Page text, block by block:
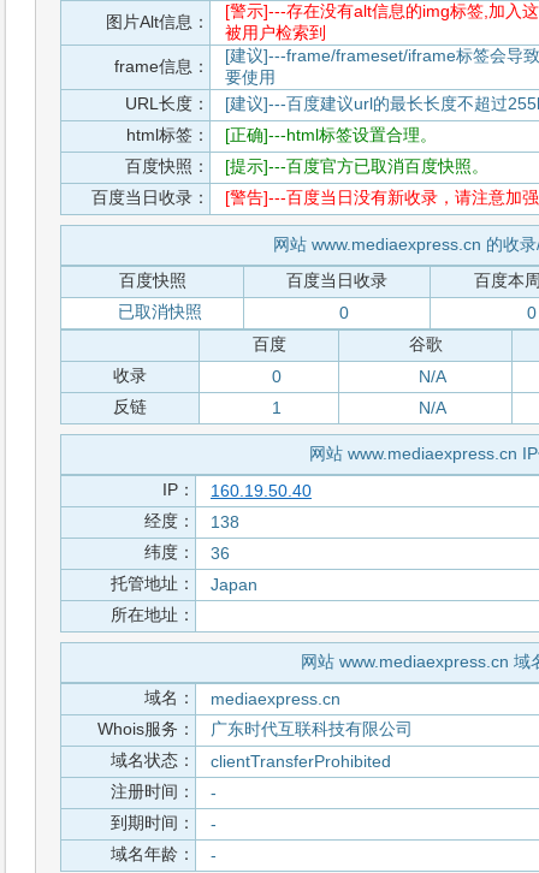
图片Alt信息：
[警示]---存在没有alt信息的img标签,加入
被用户检索到
frame信息：
[建议]---frame/frameset/iframe标签会导
要使用
URL长度：
[建议]---百度建议url的最长长度不超过
html标签：
[正确]---html标签设置合理。
百度快照：
[提示]---百度官方已取消百度快照。
百度当日收录：
[警告]---百度当日没有新收录，请注意加
网站 www.mediaexpress.cn 的收
百度快照
百度当日收录
百度本
已取消快照
0
0
百度
谷歌
收录
0
N/A
反链
1 N/A
网站 www.mediaexpress.cn
IP：
160.19.50.40
经度：
138
纬度：
36
托管地址：
Japan
所在地址：
网站 www.mediaexpress.cn 域
域名：
mediaexpress.cn
Whois服务：
广东时代互联科技有限公司
域名状态：
clientTransferProhibited
注册时间：
-
到期时间：
-
域名年龄：
-